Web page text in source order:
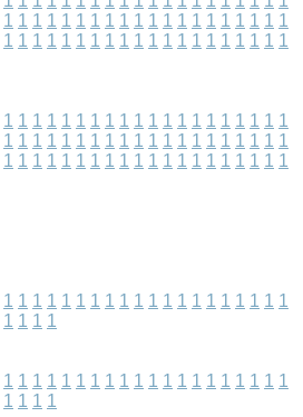
1 1 1 1 1 1 1 1 1 1 1 1 1 1 1 1 1 1 1 1
1 1 1 1 1 1 1 1 1 1 1 1 1 1 1 1 1 1 1 1
1 1 1 1 1 1 1 1 1 1 1 1 1 1 1 1 1 1 1 1
1 1 1 1 1 1 1 1 1 1 1 1 1 1 1 1 1 1 1 1
1 1 1 1 1 1 1 1 1 1 1 1 1 1 1 1 1 1 1 1
1 1 1 1 1 1 1 1 1 1 1 1 1 1 1 1 1 1 1 1
1 1 1 1
1 1 1 1 1 1 1 1 1 1 1 1 1 1 1 1 1 1 1 1
1 1 1 1